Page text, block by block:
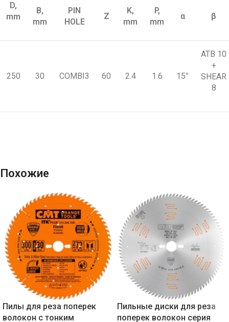
D,
mm
B,
mm
PIN
HOLE
Z
K,
mm
P,
mm
α β
250 30 COMBI3 60 2.4 1.6 15°
ATB 10
+
SHEAR
8
Похожие
Пилы для реза поперек
волокон с тонким
Пильные диски для реза
поперек волокон серия